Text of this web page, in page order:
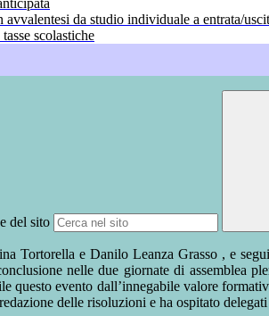
avvalentesi da studio individuale a entrata/
scolastiche
del sito
Tortorella e Danilo Leanza Grasso , e
nelle due giornate di assemblea
questo evento dall’innegabile valore
delle risoluzioni e ha ospitato